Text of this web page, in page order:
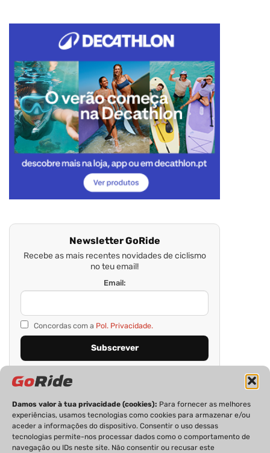
Damos valor à tua privacidade (cookies): Para fornecer as melhores
experiências, usamos tecnologias como cookies para armazenar e/ou
aceder a informações do dispositivo. Consentir o uso dessas
tecnologias permite-nos processar dados como o comportamento de
navegação ou IDs neste site. Não consentir ou recusar este
Newsletter GoRide
Recebe as mais recentes novidades de ciclismo
no teu email!
Email:
Concordas com a Pol. Privacidade.